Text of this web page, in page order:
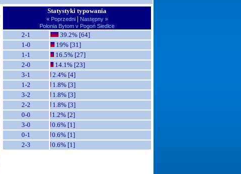
Statystyki typowania
« Poprzedni | Następny »
Polonia Bytom v Pogoń Siedlce
2-1
39.2% [64]
1-0
19% [31]
1-1
16.5% [27]
2-0
14.1% [23]
3-1
2.4% [4]
1-2
1.8% [3]
3-2
1.8% [3]
2-2
1.8% [3]
0-0
1.2% [2]
3-0
0.6% [1]
0-1
0.6% [1]
2-3
0.6% [1]